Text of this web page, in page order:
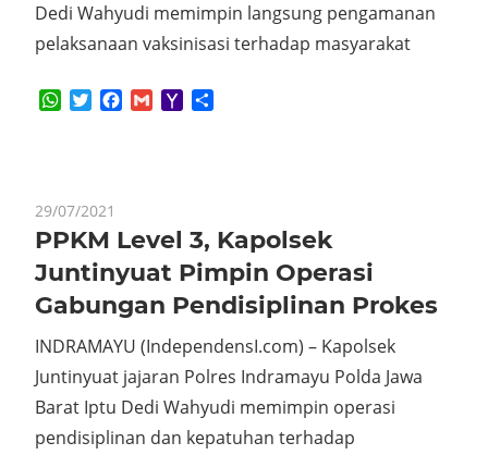
Dedi Wahyudi memimpin langsung pengamanan
pelaksanaan vaksinisasi terhadap masyarakat
WhatsApp
TwitterFacebook
GmailYahoo
29/07/2021
PPKM Level 3, Kapolsek
Juntinyuat Pimpin Operasi
Gabungan Pendisiplinan Prokes
INDRAMAYU (IndependensI.com) – Kapolsek
Juntinyuat jajaran Polres Indramayu Polda Jawa
Barat Iptu Dedi Wahyudi memimpin operasi
pendisiplinan dan kepatuhan terhadap